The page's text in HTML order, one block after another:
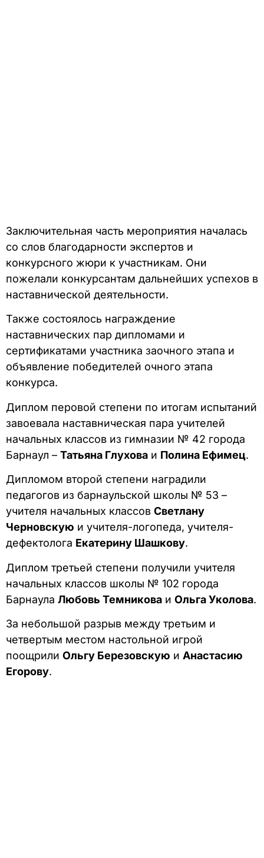
Заключительная часть мероприятия началась
со слов благодарности экспертов и
конкурсного жюри к участникам. Они
пожелали конкурсантам дальнейших успехов в
наставнической деятельности.
Также состоялось награждение
наставнических пар дипломами и
сертификатами участника заочного этапа и
объявление победителей очного этапа
конкурса.
Диплом перовой степени по итогам испытаний
завоевала наставническая пара учителей
начальных классов из гимназии № 42 города
Барнаул – Татьяна Глухова и Полина Ефимец.
Дипломом второй степени наградили
педагогов из барнаульской школы № 53 –
учителя начальных классов Светлану
Черновскую и учителя-логопеда, учителя-
дефектолога Екатерину Шашкову.
Диплом третьей степени получили учителя
начальных классов школы № 102 города
Барнаула Любовь Темникова и Ольга Уколова.
За небольшой разрыв между третьим и
четвертым местом настольной игрой
поощрили Ольгу Березовскую и Анастасию
Егорову.